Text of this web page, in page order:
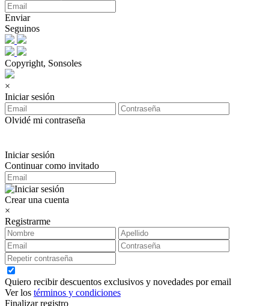
Enviar
Seguinos
Copyright, Sonsoles
×
Iniciar sesión
Olvidé mi contraseña
Iniciar sesión
Continuar como invitado
Crear una cuenta
×
Registrarme
Quiero recibir descuentos exclusivos y novedades por email
Ver los términos y condiciones
Finalizar registro